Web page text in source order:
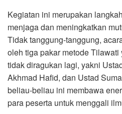
Kegiatan ini merupakan
menjaga dan meningkatkan
Tidak tanggung-tanggung,
oleh tiga pakar metode
tidak diragukan lagi, yakni
Akhmad Hafid, dan Ustad
beliau-beliau ini membawa
para peserta untuk menggali